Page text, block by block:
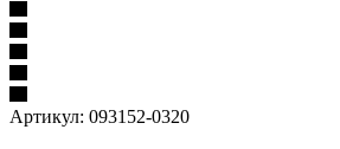
Артикул: 093152-0320